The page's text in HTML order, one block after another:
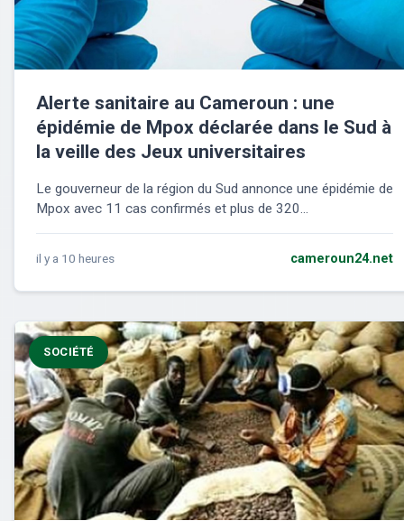
Alerte sanitaire au Cameroun : une
épidémie de Mpox déclarée dans le Sud à
la veille des Jeux universitaires
Le gouverneur de la région du Sud annonce une épidémie de
Mpox avec 11 cas confirmés et plus de 320...
il y a 10 heures cameroun24.net
SOCIÉTÉ